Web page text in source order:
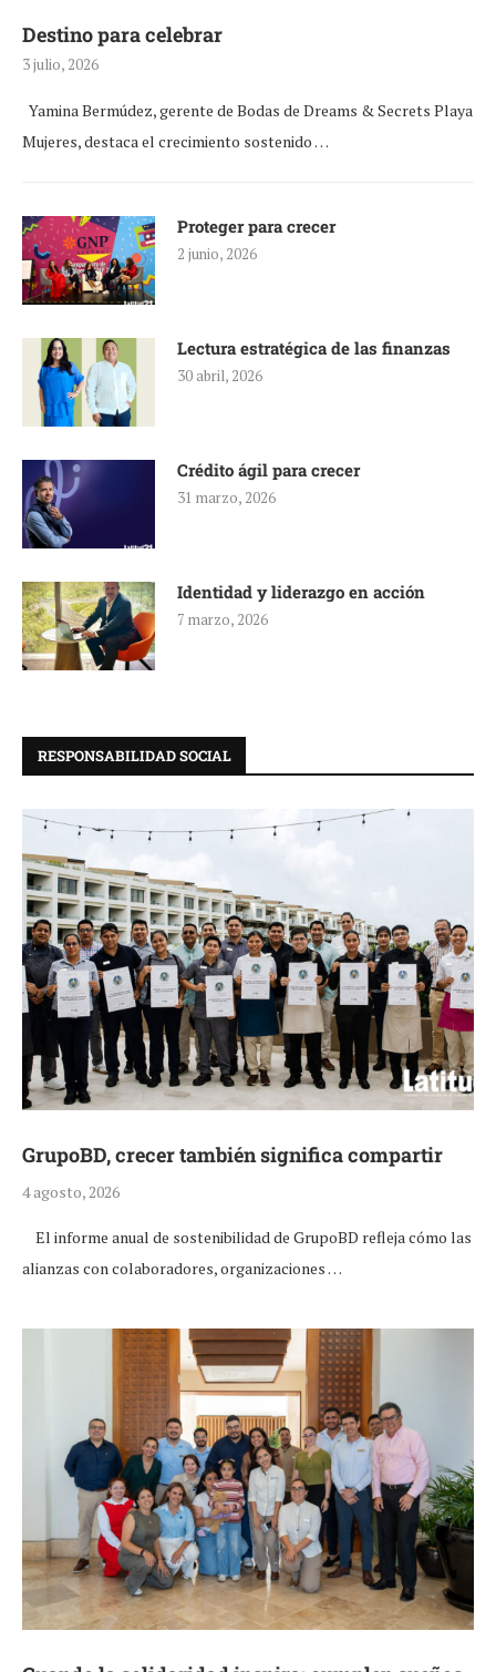
Destino para celebrar
3 julio, 2026
Yamina Bermúdez, gerente de Bodas de Dreams & Secrets Playa
Mujeres, destaca el crecimiento sostenido …
Proteger para crecer
2 junio, 2026
Lectura estratégica de las finanzas
30 abril, 2026
Crédito ágil para crecer
31 marzo, 2026
Identidad y liderazgo en acción
7 marzo, 2026
RESPONSABILIDAD SOCIAL
GrupoBD, crecer también significa compartir
4 agosto, 2026
El informe anual de sostenibilidad de GrupoBD refleja cómo las
alianzas con colaboradores, organizaciones …